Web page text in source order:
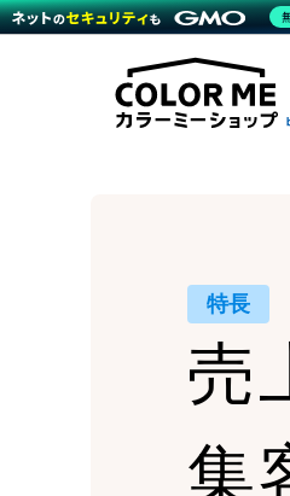
商材一覧を見る
機能一覧を見る
料金
プラン・料金一
事例
運営サポー
サポート一覧を
特長
売
集